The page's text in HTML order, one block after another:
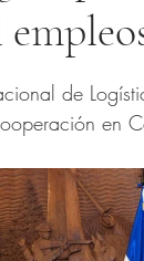
de
en